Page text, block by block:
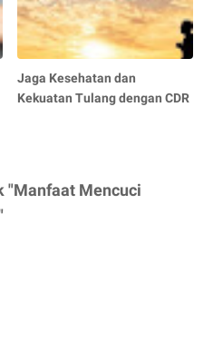
Jaga Kesehatan dan
Kekuatan Tulang dengan CDR
"Manfaat Mencuci